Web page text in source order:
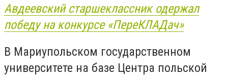
Авдеевский старшеклассник одержал
победу на конкурсе «ПереКЛАДач»
В Мариупольском государственном
университете на базе Центра польской